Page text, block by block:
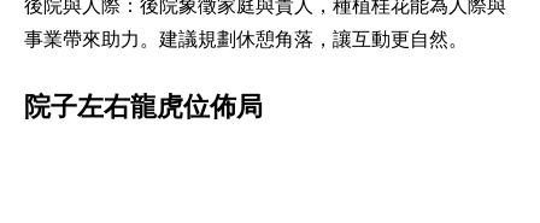
後院與人際：後院象徵家庭與貴人，種植桂花能為人際與
事業帶來助力。建議規劃休憩角落，讓互動更自然。
院子左右龍虎位佈局